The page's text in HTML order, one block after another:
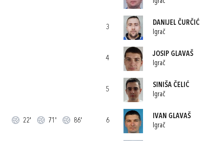
22' 71' 86'
3
DANIJEL ČURČIĆ
Igrač
4
JOSIP GLAVAŠ
Igrač
5
SINIŠA ČELIĆ
Igrač
6
IVAN GLAVAŠ
Igrač